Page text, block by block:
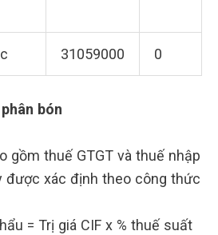
31059000 0
bón
gồm thuế GTGT và thuế nhập
được xác định theo công thức
= Trị giá CIF x % thuế suất